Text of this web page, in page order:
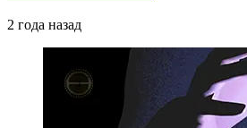
2 года назад